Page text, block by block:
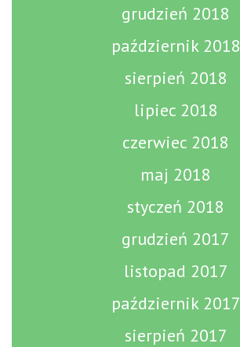
grudzień 2018
październik 2018
sierpień 2018
lipiec 2018
czerwiec 2018
maj 2018
styczeń 2018
grudzień 2017
listopad 2017
październik 2017
sierpień 2017